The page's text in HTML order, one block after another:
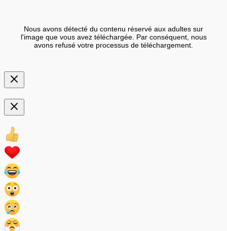
Nous avons détecté du contenu réservé aux adultes sur
l'image que vous avez téléchargée. Par conséquent, nous
avons refusé votre processus de téléchargement.